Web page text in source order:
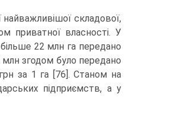
найважливішої складової,
приватної власності. У
22 млн га передано
млн згодом було передано
за 1 га [76]. Станом на
підприємств, а у